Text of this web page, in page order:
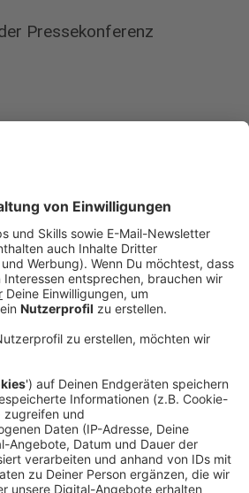
Pressekonferenz
Schlachtefeld nicht
wir an anderen Orten der
objektiv ist diese
jetzt höher als vor dem
Narciandi, auf einer
Er bezeichnete die
und unterstrich die Bedeutung
durch Polizei und